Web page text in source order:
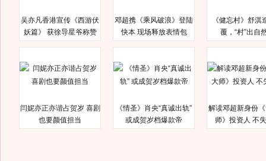
吴亦凡香港宣传《西游伏
妖篇》 获徐导星爷称赞
邓超携《乘风破浪》登陆
快本 现场释放表情包
《健忘村》舒淇
覆，“村”出自
闫妮亦正亦谐占贺岁 喜剧
也要颜值担当
《情圣》肖央“真诚出轨”
或成贺岁档爆款帝
解读邓超新身份
师》投资人 不